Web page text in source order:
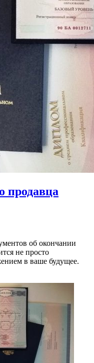
продавца
об окончании
не просто
в ваше будущее.